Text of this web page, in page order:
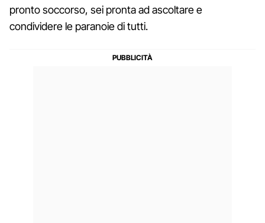
pronto soccorso, sei pronta ad ascoltare e
condividere le paranoie di tutti.